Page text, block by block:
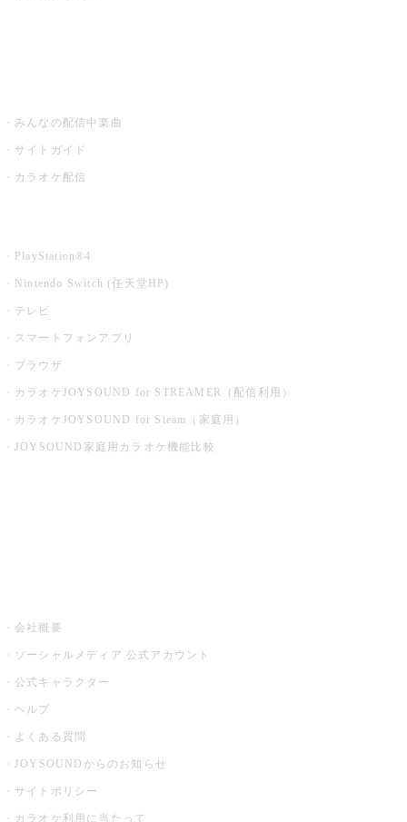
みんなの配信中楽曲
サイトガイド
カラオケ配信
PlayStation®4
Nintendo Switch (任天堂HP)
テレビ
スマートフォンアプリ
ブラウザ
カラオケJOYSOUND for STREAMER（配信利用）
カラオケJOYSOUND for Steam（家庭用）
JOYSOUND家庭用カラオケ機能比較
会社概要
ソーシャルメディア 公式アカウント
公式キャラクター
ヘルプ
よくある質問
JOYSOUNDからのお知らせ
サイトポリシー
カラオケ利用に当たって